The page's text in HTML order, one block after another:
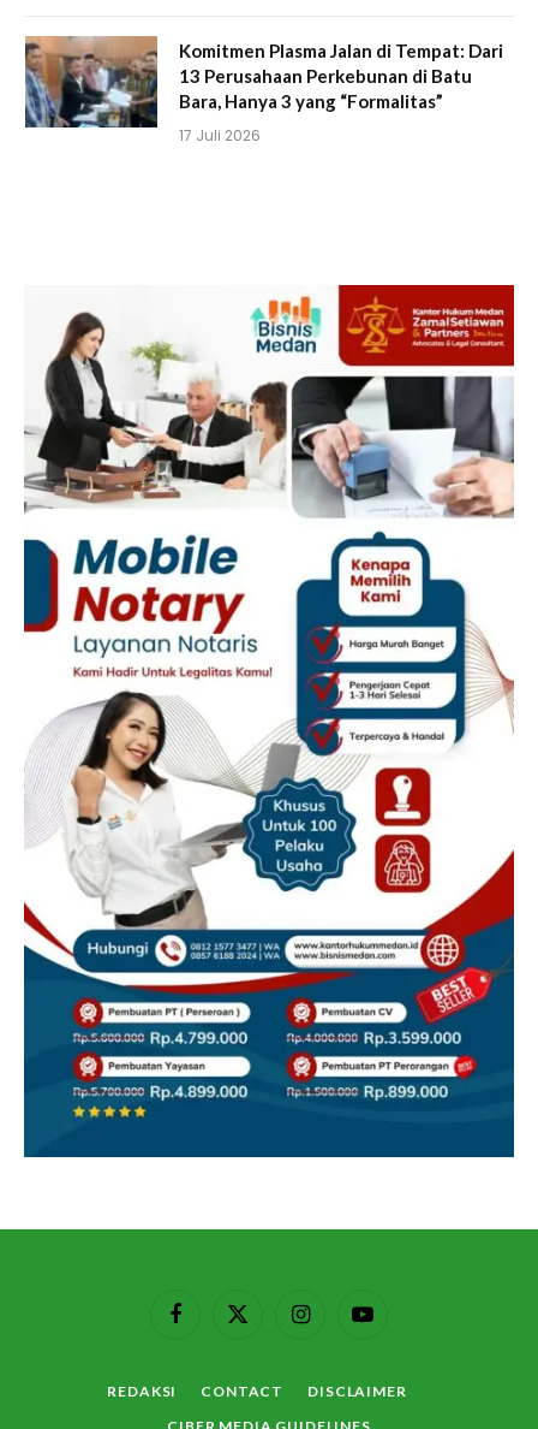
Komitmen Plasma Jalan di Tempat: Dari
13 Perusahaan Perkebunan di Batu
Bara, Hanya 3 yang “Formalitas”
17 Juli 2026
FacebookX
InstagramYouTube
REDAKSI CONTACT
DISCLAIMER